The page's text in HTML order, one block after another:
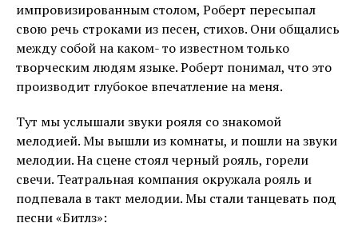
импровизированным столом, Роберт пересыпал
свою речь строками из песен, стихов. Они общались
между собой на каком- то известном только
творческим людям языке. Роберт понимал, что это
производит глубокое впечатление на меня.
Тут мы услышали звуки рояля со знакомой
мелодией. Мы вышли из комнаты, и пошли на звуки
мелодии. На сцене стоял черный рояль, горели
свечи. Театральная компания окружала рояль и
подпевала в такт мелодии. Мы стали танцевать под
песни «Битлз»: